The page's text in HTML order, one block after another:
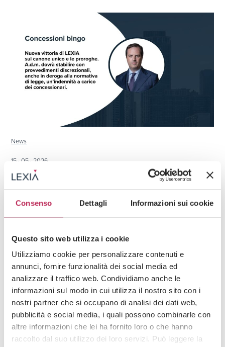
Consenso Dettagli Informazioni sui cookie
Questo sito web utilizza i cookie
Utilizziamo cookie per personalizzare contenuti e
annunci, fornire funzionalità dei social media ed
analizzare il traffico web. Condividiamo anche le
informazioni sul modo in cui utilizza il nostro sito con i
nostri partner che si occupano di analisi dei dati web,
pubblicità e social media, i quali possono combinarle con
altre informazioni che lei ha fornito loro o che hanno
raccolto dal suo utilizzo dei loro servizi. Può leggere la
Iscriviti alla newsletter
Newsletter
News
15 · 05 · 2026
Concessioni Bingo, nuova vittoria di LEXIA.
Verso una redistribuzione del “costo” delle
proroghe illegittime all’interno del mercato
Guarda tutti +